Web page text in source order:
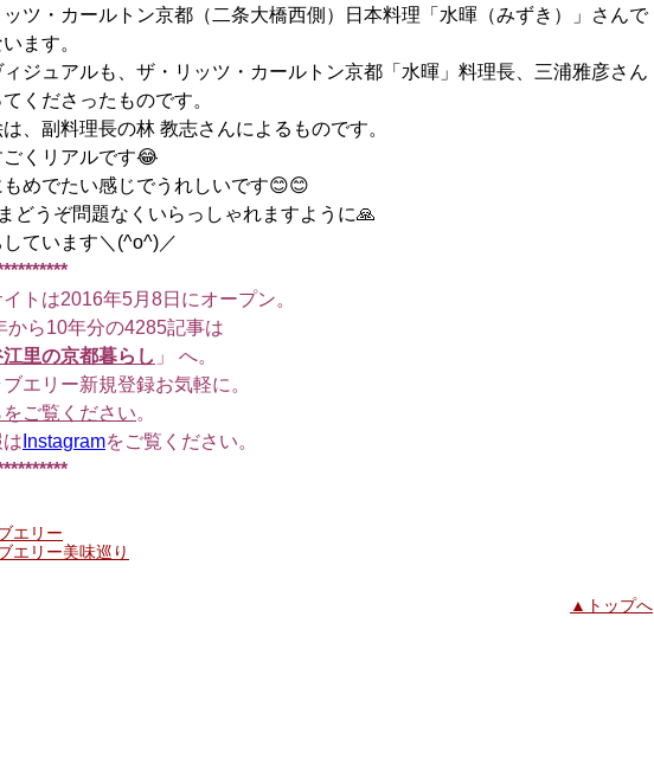
ツ・カールトン京都（二条大橋西側）日本料理「水暉（みずき）」さんで
ます。
ィジュアルも、ザ・リッツ・カールトン京都「水暉」料理長、三浦雅彦さん
くださったものです。
、副料理長の林 教志さんによるものです。
ごくリアルです😂
もめでたい感じでうれしいです😊😊
どうぞ問題なくいらっしゃれますように🙏
ています＼(^o^)／
トは2016年5月8日にオープン。
から10年分の4285記事は
江里の京都暮らし 」 へ。
エリー新規登録お気軽に。
をご覧ください。
Instagramをご覧ください。
エリー
エリー美味巡り
▲トップへ